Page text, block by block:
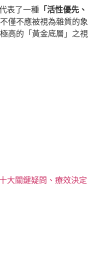
表了一種 「活性優先、
僅不應被視為雜質的象
高的「黃金底層」之視
大關鍵疑問、療效決定